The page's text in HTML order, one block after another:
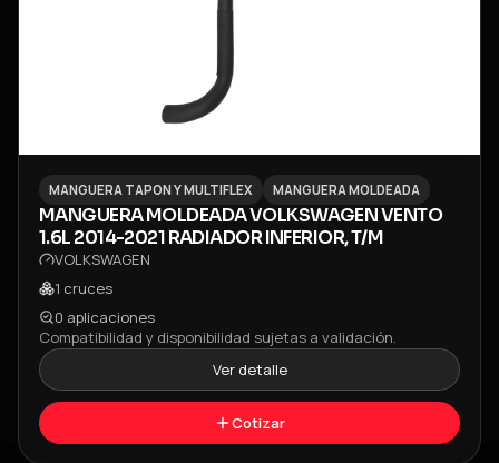
MANGUERA TAPON Y MULTIFLEX MANGUERA MOLDEADA
MANGUERA MOLDEADA VOLKSWAGEN VENTO
1.6L 2014-2021 RADIADOR INFERIOR, T/M
VOLKSWAGEN
1 cruces
0 aplicaciones
Compatibilidad y disponibilidad sujetas a validación.
Ver detalle
Cotizar